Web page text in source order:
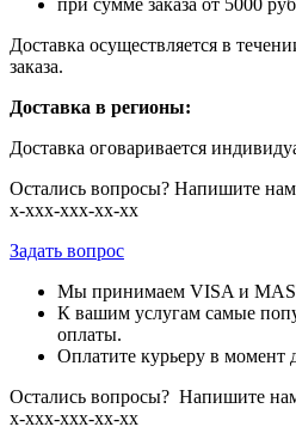
при сумме заказа от 5000
Доставка осуществляется в
заказа.
Доставка в регионы:
Доставка оговаривается
Остались вопросы? Напишите
х-ххх-ххх-хх-хх
Задать вопрос
Мы принимаем VISA и
К вашим услугам самые
оплаты.
Оплатите курьеру в момент
Остались вопросы? Напишите
х-ххх-ххх-хх-хх